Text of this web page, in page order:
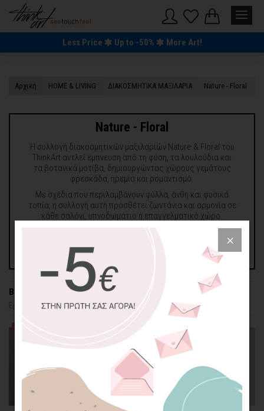
Less Price Up to -50% More Art!
Αρχική HOME & LIVING ΔΙΑΚΟΣΜΗΤΙΚΑ ΜΑΞΙΛΑΡΙΑ Nature - Floral
Nature - Floral
Η συλλογή διακοσμητικών μαξιλαριών Nature & Floral του
ThinkArt αντλεί έμπνευση από τη φύση, τα λουλούδια και
τα βοτανικά μοτίβα, δημιουργώντας χώρους γεμάτους
φρεσκάδα, ηρεμία και ρομαντισμό.
Με σχέδια που περιλαμβάνουν φύλλα, άνθη και φυσικά
τοπία, η συλλογή αυτή προσθέτει ζωντάνια και αρμονία σε
κάθε σαλόνι, υπνοδωμάτιο ή επαγγελματικό χώρο.
Από λινό και βαμβάκι με φυσική και απαλή υφή, αντοχή,
εξαιρετικό αποτέλεσμα.
Βρέθηκαν 9 προϊόντα
Εμφάνιση
36 Ταξινόμηση Προτεινόμενα